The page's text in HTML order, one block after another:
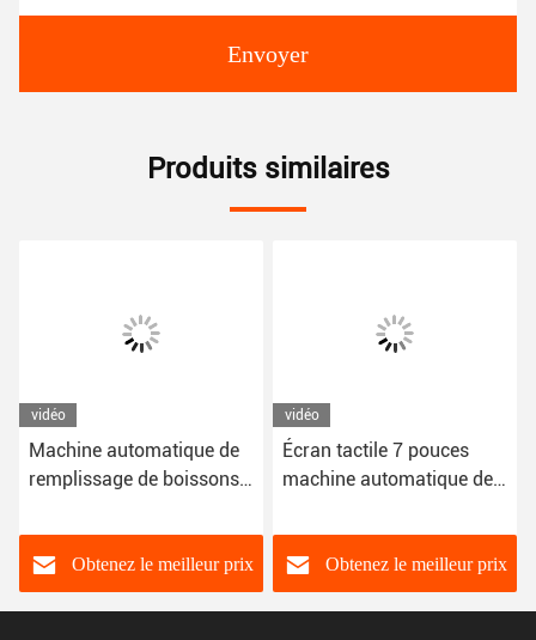
Envoyer
Produits similaires
vidéo
Machine automatique de
remplissage de boissons
Obtenez le meilleur prix
vidéo
Écran tactile 7 pouces
machine automatique de
shampooing entretien
simpleObtenez le meilleur prix